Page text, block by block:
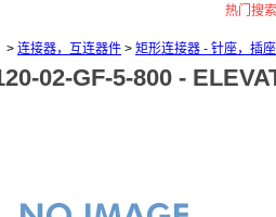
热门搜索
> 连接器，互连器件 > 矩形连接器 - 针座，插
02-GF-5-800 -